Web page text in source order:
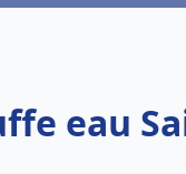
eau